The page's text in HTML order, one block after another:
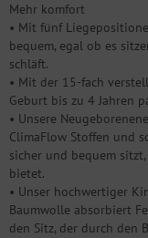
Mehr komfort
• Mit fünf
bequem, egal ob es
schläft.
• Mit der 15-fach
Geburt bis zu 4 Jahren
• Unsere
ClimaFlow Stoffen und
sicher und bequem
bietet.
• Unser hochwertiger
Baumwolle absorbiert
den Sitz, der durch den